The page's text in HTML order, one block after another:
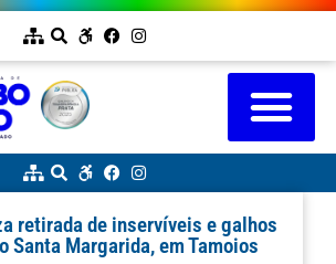
retirada de inservíveis e galhos
Santa Margarida, em Tamoios